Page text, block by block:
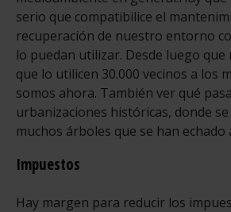
serio que compatibilice el
recuperación de nuestro entorno
lo puedan utilizar. Desde luego que
que lo utilicen 30.000 vecinos a los
somos ahora. También ver qué
urbanizaciones históricas, donde
muchos árboles que se han echado
Impuestos
Hay margen para reducir los